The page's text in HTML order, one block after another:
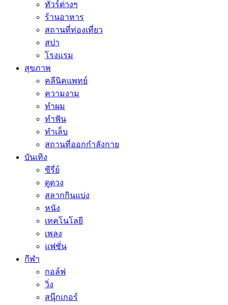
ทัวร์ต่างๆ
ร้านอาหาร
สถานที่ท่องเที่ยว
สปา
โรงแรม
สุขภาพ
คลีนิคแพทย์
ความงาม
ทำผม
ทำฟัน
ทำเล็บ
สถานที่ออกกำลังกาย
บันเทิง
ซีรี่ย์
ดูดวง
สลากกินแบ่ง
หนัง
เทคโนโลยี
เพลง
แฟชั่น
กีฬา
กอล์ฟ
วิ่ง
สนุ๊กเกอร์